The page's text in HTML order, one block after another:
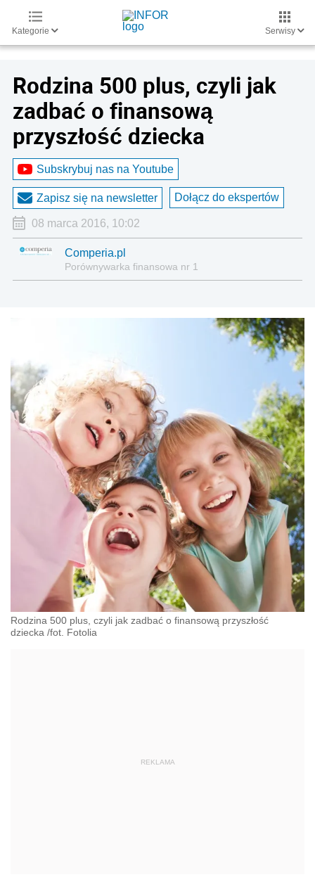
Kategorie Serwisy
Rodzina 500 plus, czyli jak
zadbać o finansową
przyszłość dziecka
Subskrybuj nas na Youtube
Zapisz się na newsletter Dołącz do ekspertów
08 marca 2016, 10:02
Comperia.pl
Porównywarka finansowa nr 1
Rodzina 500 plus, czyli jak zadbać o finansową przyszłość
dziecka /fot. Fotolia